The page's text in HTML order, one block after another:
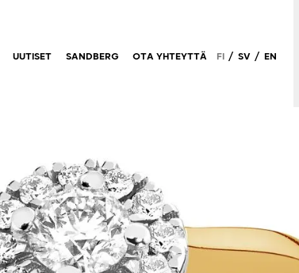
UUTISET SANDBERG OTA YHTEYTTÄ FI / SV / EN